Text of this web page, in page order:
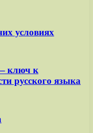
условиях
ключ к
русского языка